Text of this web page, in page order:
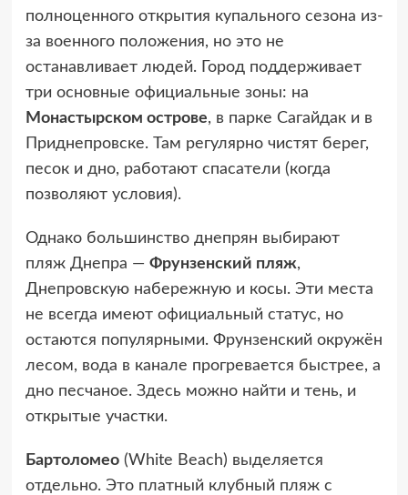
полноценного открытия купального сезона из-
за военного положения, но это не
останавливает людей. Город поддерживает
три основные официальные зоны: на
Монастырском острове, в парке Сагайдак и в
Приднепровске. Там регулярно чистят берег,
песок и дно, работают спасатели (когда
позволяют условия).
Однако большинство днепрян выбирают
пляж Днепра — Фрунзенский пляж,
Днепровскую набережную и косы. Эти места
не всегда имеют официальный статус, но
остаются популярными. Фрунзенский окружён
лесом, вода в канале прогревается быстрее, а
дно песчаное. Здесь можно найти и тень, и
открытые участки.
Бартоломео(White Beach) выделяется
отдельно. Это платный клубный пляж с